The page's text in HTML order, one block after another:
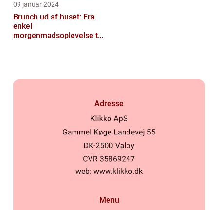
09 januar 2024
Brunch ud af huset: Fra
enkel
morgenmadsoplevelse til
Adresse
web: www.klikko.dk
Menu